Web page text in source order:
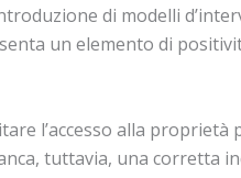
di modelli
un elemento di
l’accesso alla
tuttavia, una corretta